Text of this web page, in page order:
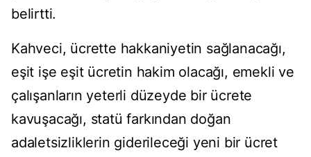
belirtti.
Kahveci, ücrette hakkaniyetin sağlanacağı,
eşit işe eşit ücretin hakim olacağı, emekli ve
çalışanların yeterli düzeyde bir ücrete
kavuşacağı, statü farkından doğan
adaletsizliklerin giderileceği yeni bir ücret